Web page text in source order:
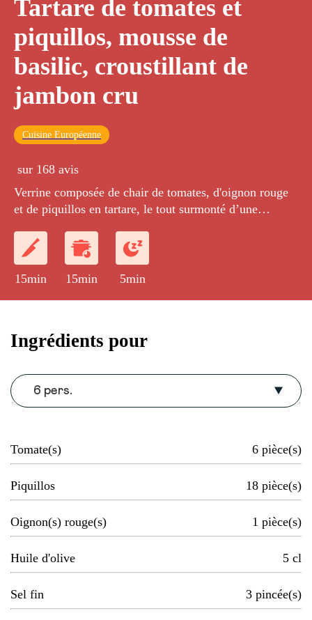
Tartare de tomates et
piquillos, mousse de
basilic, croustillant de
jambon cru
Cuisine Européenne
sur 168 avis
Verrine composée de chair de tomates, d'oignon rouge
et de piquillos en tartare, le tout surmonté d’une
jambon cru.
15min 15min 5min
Ingrédients pour
6 pers.
Tomate(s) 6 pièce(s)
Piquillos 18 pièce(s)
Oignon(s) rouge(s) 1 pièce(s)
Huile d'olive 5 cl
Sel fin 3 pincée(s)